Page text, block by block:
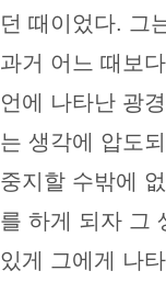
던 때이었다. 그
과거 어느 때보
언에 나타난 광
는 생각에 압도
중지할 수밖에
를 하게 되자 그
있게 그에게 나